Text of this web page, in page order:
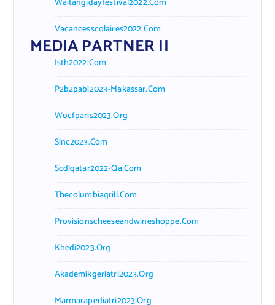
Vacancesscolaires2022.com
MEDIA PARTNER II
Isth2022.com
P2b2pabi2023-Makassar.com
Wocfparis2023.org
Sinc2023.com
Scdlqatar2022-Qa.com
Thecolumbiagrill.com
Provisionscheeseandwineshoppe.com
Khedi2023.org
Akademikgeriatri2023.org
Marmarapediatri2023.org